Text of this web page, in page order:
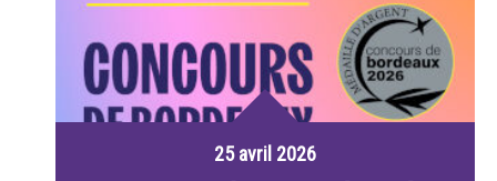
25 avril 2026